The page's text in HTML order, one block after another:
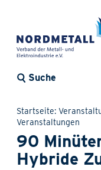
Suche
Startseite
Veranstaltungen
90
Hybride